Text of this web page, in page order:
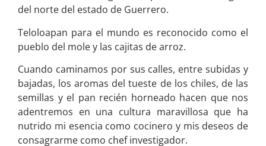
del norte del estado de Guerrero.
Teloloapan para el mundo es reconocido como el
pueblo del mole y las cajitas de arroz.
Cuando caminamos por sus calles, entre subidas y
bajadas, los aromas del tueste de los chiles, de las
semillas y el pan recién horneado hacen que nos
adentremos en una cultura maravillosa que ha
nutrido mi esencia como cocinero y mis deseos de
consagrarme como chef investigador.